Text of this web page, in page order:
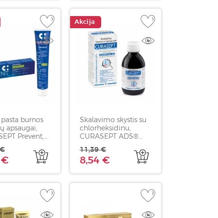
burnos
apsaugai,
Prevent,
€
Akcija
Skalavimo skystis su
chlorheksidinu,
CURASEPT ADS®
8,54 €
11,39 €